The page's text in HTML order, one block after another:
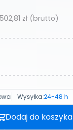
zł (brutto)
Wysyłka:24-48 h
Dodaj do koszyka